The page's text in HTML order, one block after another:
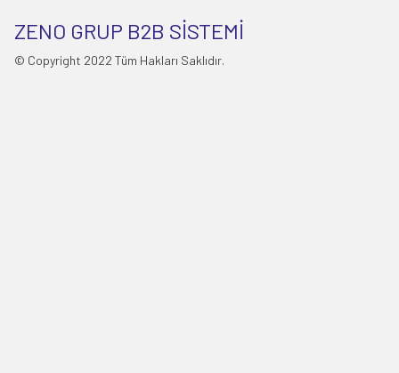
ZENO GRUP B2B SİSTEMİ
© Copyright 2022 Tüm Hakları Saklıdır.